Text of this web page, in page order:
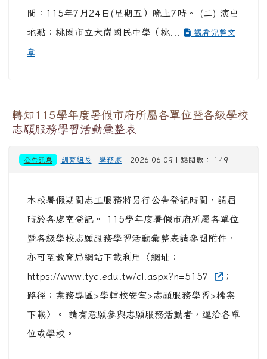
間：115年7月24日(星期五）晚上7時。 (二) 演出
地點：桃園市立大崗國民中學（桃...
觀看完整文
章
轉知115學年度暑假市府所屬各單位暨各級學校
志願服務學習活動彙整表
公告訊息 訓育組長 - 學務處 | 2026-06-09 | 點閱數： 149
本校暑假期間志工服務將另行公告登記時間，請屆
時於各處室登記。 115學年度暑假市府所屬各單位
暨各級學校志願服務學習活動彙整表請參閱附件，
亦可至教育局網站下載利用〈網址：
https://www.tyc.edu.tw/cl.aspx?n=5157
；
路徑：業務專區>學輔校安室>志願服務學習>檔案
下載〉。 請有意願參與志願服務活動者，逕洽各單
位或學校。